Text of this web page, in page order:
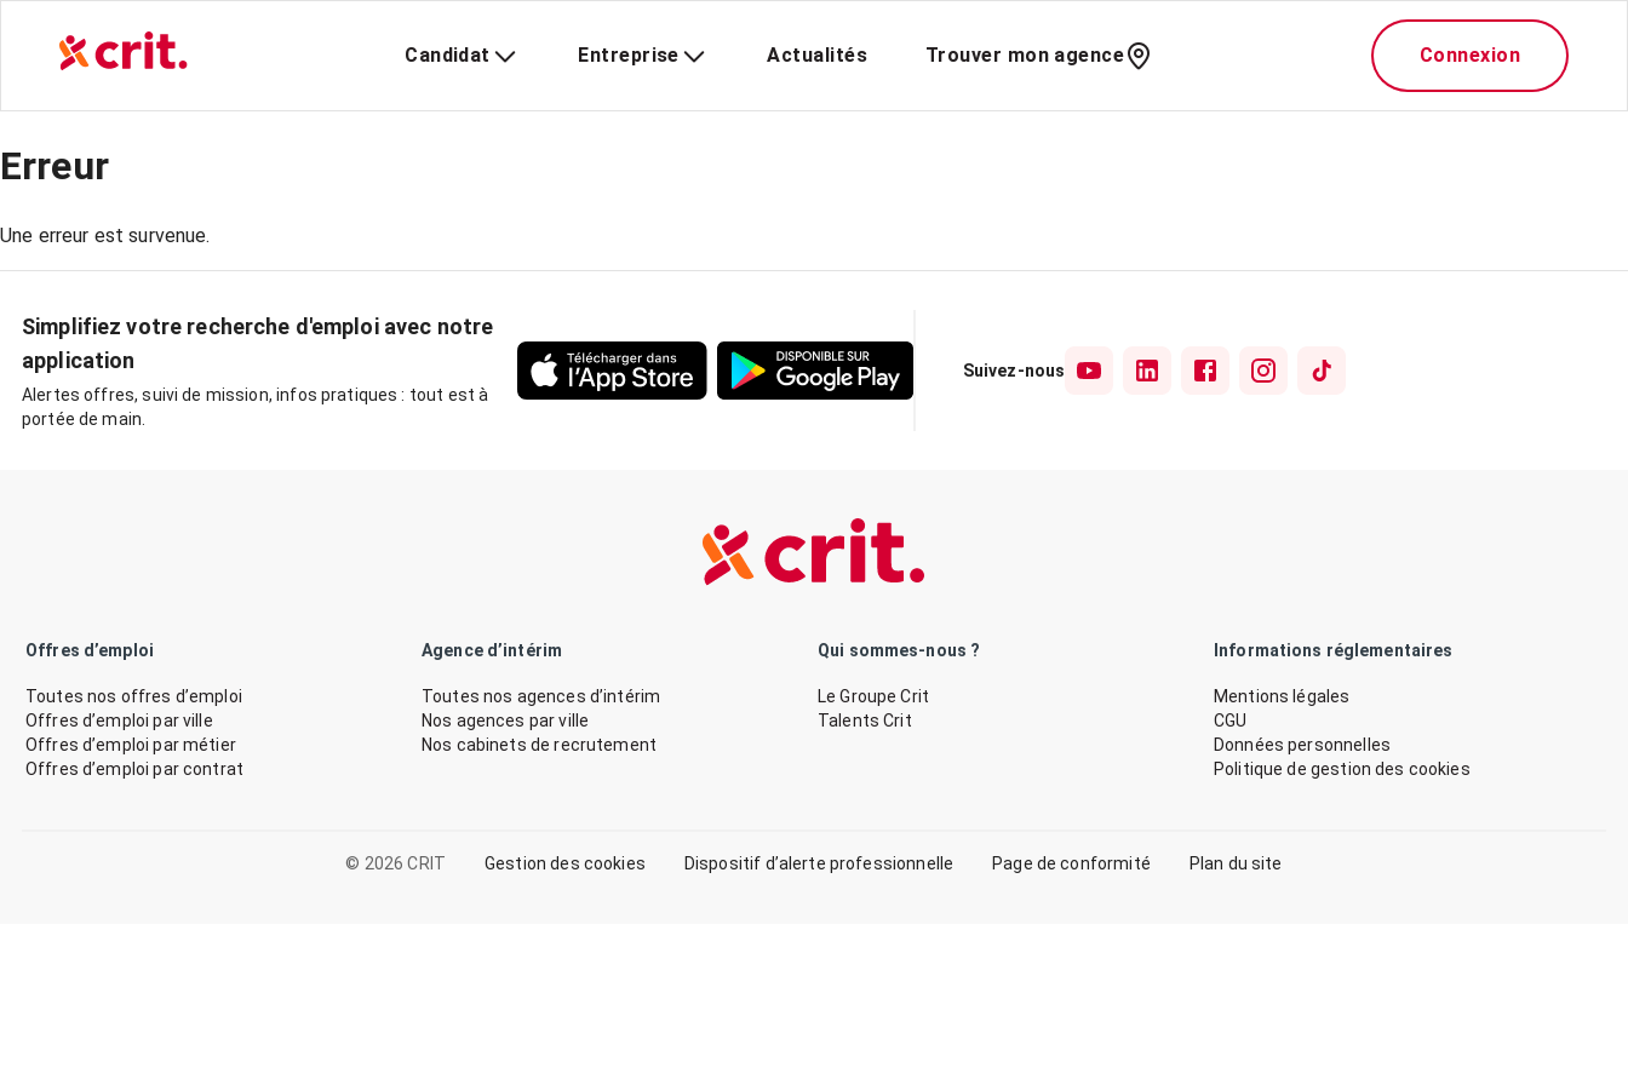
Candidat Entreprise Actualités Trouver mon agence Connexion
Erreur
Une erreur est survenue.
Simplifiez votre recherche d'emploi avec notre
application
Alertes offres, suivi de mission, infos pratiques : tout est à
portée de main.
Suivez-nous
Offres d’emploi
Toutes nos offres d’emploi
Offres d’emploi par ville
Offres d’emploi par métier
Offres d’emploi par contrat
Agence d’intérim
Toutes nos agences d’intérim
Nos agences par ville
Nos cabinets de recrutement
Qui sommes-nous ?
Le Groupe Crit
Talents Crit
Informations réglementaires
Mentions légales
CGU
Données personnelles
Politique de gestion des cookies
© 2026 CRIT Gestion des cookies Dispositif d’alerte professionnelle Page de conformité Plan du site